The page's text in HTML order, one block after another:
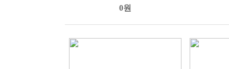
0원